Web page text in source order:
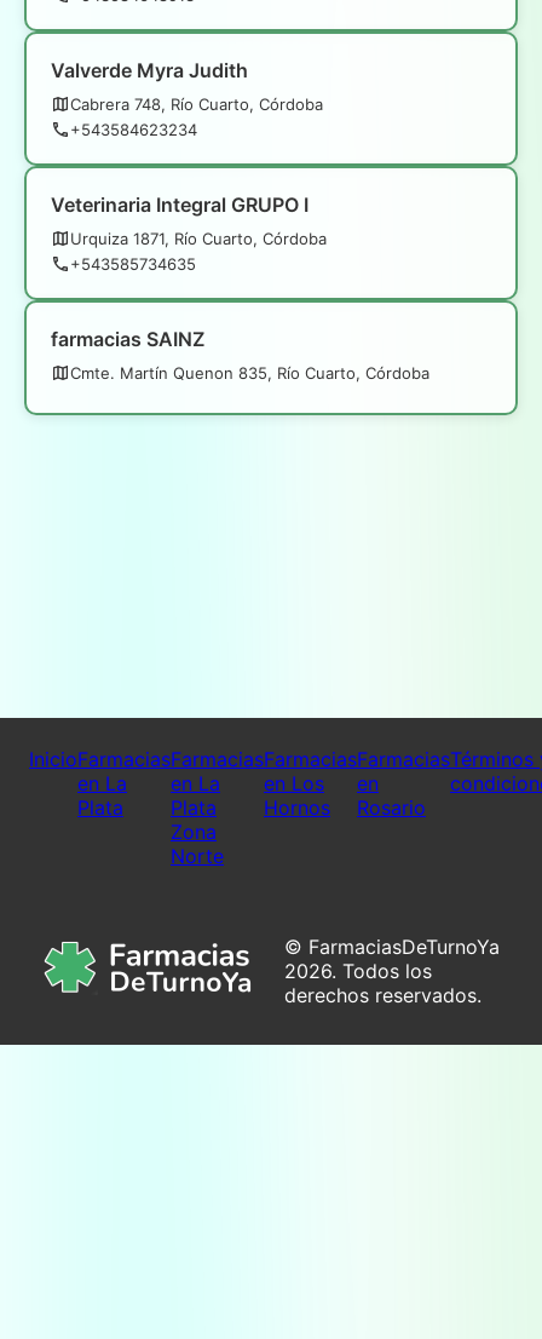
Valverde Myra Judith
Cabrera 748, Río Cuarto, Córdoba
+543584623234
Veterinaria Integral GRUPO I
Urquiza 1871, Río Cuarto, Córdoba
+543585734635
farmacias SAINZ
Cmte. Martín Quenon 835, Río Cuarto, Córdoba
InicioFarmacias
en La
Plata
Farmacias
en La
Plata
Zona
Norte
Farmacias
en Los
Hornos
Farmacias
en
Rosario
Términos
© FarmaciasDeTurnoYa
2026. Todos los
derechos reservados.